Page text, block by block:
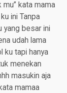
mu” kata mama
ini Tanpa
yang besar ini
udah lama
ku tapi hanya
menekan
masukin aja
mamaa